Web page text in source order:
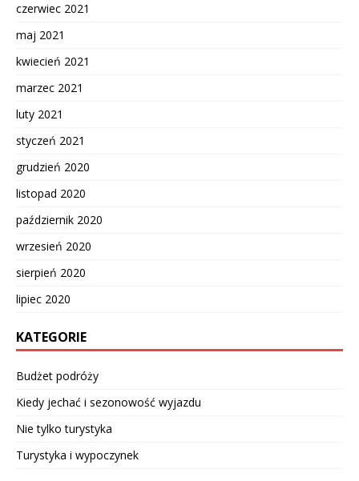
czerwiec 2021
maj 2021
kwiecień 2021
marzec 2021
luty 2021
styczeń 2021
grudzień 2020
listopad 2020
październik 2020
wrzesień 2020
sierpień 2020
lipiec 2020
KATEGORIE
Budżet podróży
Kiedy jechać i sezonowość wyjazdu
Nie tylko turystyka
Turystyka i wypoczynek